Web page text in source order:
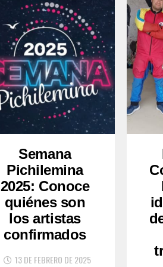
Semana
Pichilemina
2025: Conoce
quiénes son
los artistas
confirmados
13 DE FEBRERO DE 2025